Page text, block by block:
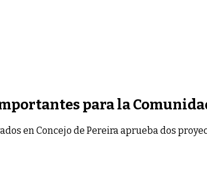
para la
en Concejo de Pereira aprueba dos